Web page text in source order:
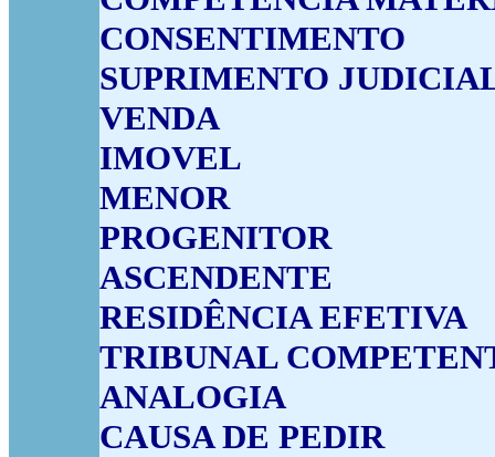
CONSENTIMENTO
SUPRIMENTO
VENDA
IMOVEL
MENOR
PROGENITOR
ASCENDENTE
RESIDÊNCIA EFETIVA
TRIBUNAL
ANALOGIA
CAUSA DE PEDIR